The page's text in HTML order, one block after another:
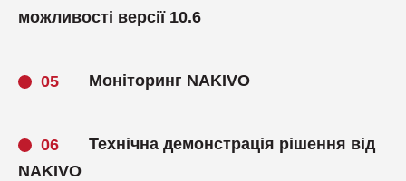
можливості версії 10.6
Моніторинг NAKIVO
Технічна демонстрація рішення від
NAKIVO